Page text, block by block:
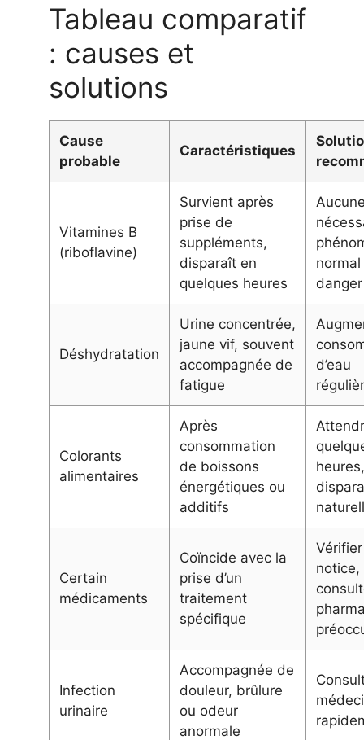
Tableau comparatif
: causes et
solutions
Cause
probable
Caractéristiques
Vitamines B
(riboflavine)
Survient après
prise de
suppléments,
disparaît en
quelques heures
danger
Déshydratation
Urine concentrée,
jaune vif, souvent
accompagnée de
fatigue
d’eau
Colorants
alimentaires
Après
consommation
de boissons
énergétiques ou
additifs
Certain
médicaments
Coïncide avec la
prise d’un
traitement
spécifique
notice,
Infection
urinaire
Accompagnée de
douleur, brûlure
ou odeur
anormale